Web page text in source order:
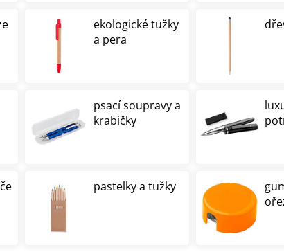
ekologické tužky
a pera
psací soupravy a
krabičky
pastelky a tužky